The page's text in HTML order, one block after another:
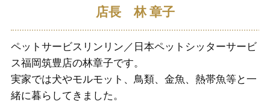
店長 林 章子
ペットサービスリンリン／日本ペットシッターサービ
ス福岡筑豊店の林章子です。
実家では犬やモルモット、鳥類、金魚、熱帯魚等と一
緒に暮らしてきました。